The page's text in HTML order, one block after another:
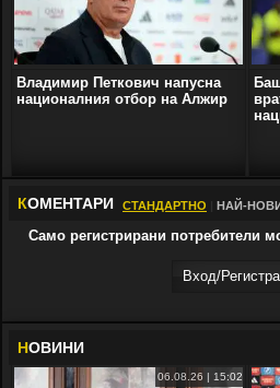
Владимир Петкович напусна
националния отбор на Алжир
КОМЕНТАРИ СТАНДАРТНО НАЙ-
Само регистрирани потребители
Вход/
НОВИНИ
06.08.26 | 15:02